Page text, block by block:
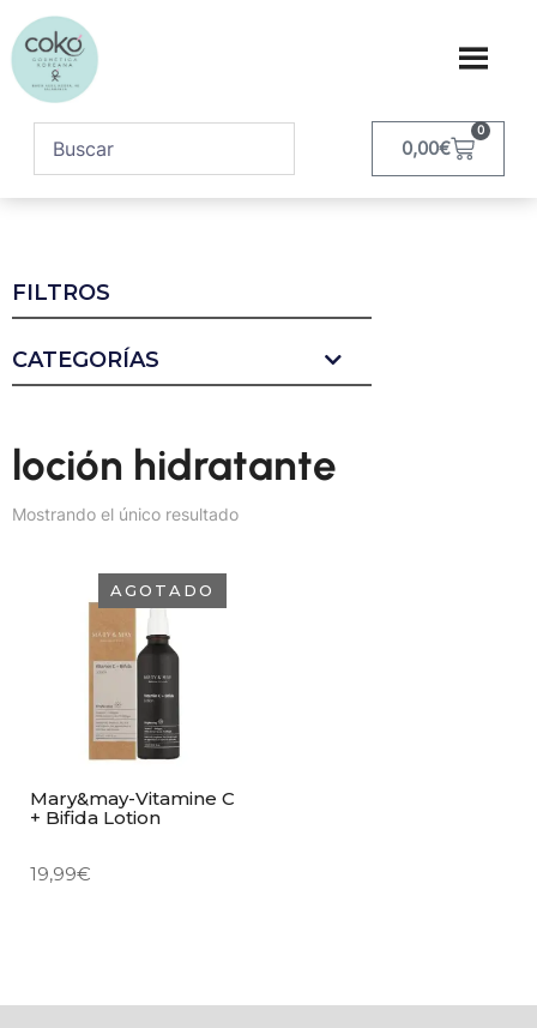
0,00€
0
FILTROS
CATEGORÍAS
loción hidratante
Mostrando el único resultado
AGOTADO
Mary&may-Vitamine C
+ Bifida Lotion
19,99€